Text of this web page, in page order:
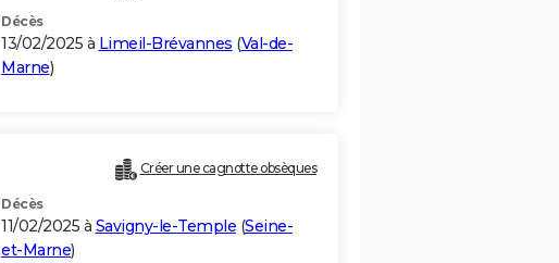
Décès
13/02/2025 à Limeil-Brévannes (Val-de-
Marne)
Créer une cagnotte obsèques
Décès
11/02/2025 à Savigny-le-Temple (Seine-
et-Marne)